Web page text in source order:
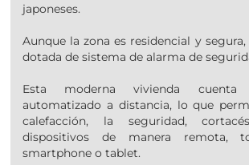
japoneses.
Aunque la zona es residencial y
dotada de sistema de alarma de
Esta moderna vivienda cuenta
automatizado a distancia, lo que
calefacción, la seguridad,
dispositivos de manera remota,
smartphone o tablet.